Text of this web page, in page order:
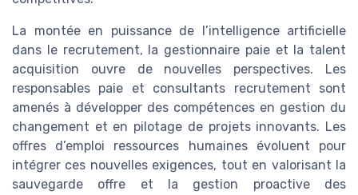
La montée en puissance de l’intelligence artificielle
dans le recrutement, la gestionnaire paie et la talent
acquisition ouvre de nouvelles perspectives. Les
responsables paie et consultants recrutement sont
amenés à développer des compétences en gestion du
changement et en pilotage de projets innovants. Les
offres d’emploi ressources humaines évoluent pour
intégrer ces nouvelles exigences, tout en valorisant la
sauvegarde offre et la gestion proactive des